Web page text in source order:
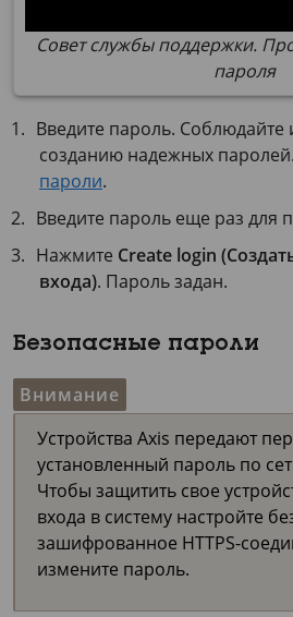
Совет службы поддержки.
пароля
Введите пароль. Соблюдайте
созданию надежных
пароли.
Введите пароль еще раз для
Нажмите Create login
входа). Пароль задан.
Безопасные пароли
Внимание
Устройства Axis передают
установленный пароль по
Чтобы защитить свое
входа в систему настройте
зашифрованное HTTPS-
измените пароль.